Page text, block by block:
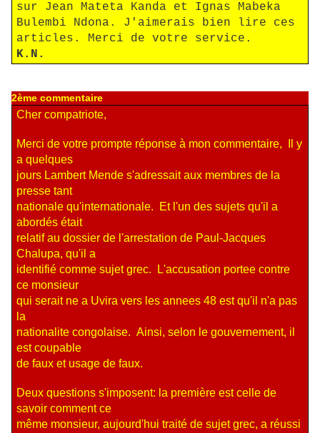
sur Jean Mateta Kanda et Ignas Mabeka
Bulembi Ndona. J'aimerais bien lire ces
articles. Merci de votre service.
K.N.
2ème commentaire
Cher compatriote,
Merci de votre prompte réponse à mon commentaire, Il y
a quelques
jours Lambert Mende s'adressait aux membres de la
presse tant
nationale qu'internationale. Et l'un des sujets qu'il a
abordés était
relatif au dossier de l'arrestation de Paul-Jacques
Chalupa, qu'il a
identifié comme sujet grec. L'accusation portee contre
ce monsieur
qui serait ne a Uvira vers les annees 48 est qu'il n'a pas
la
nationalite congolaise. Ainsi, selon le gouvernement, il
est coupable
de faux et usage de faux.
Deux questions s'imposent: la première est celle de
savoir comment ce
même monsieur, aujourd'hui traité de sujet grec, a réussi